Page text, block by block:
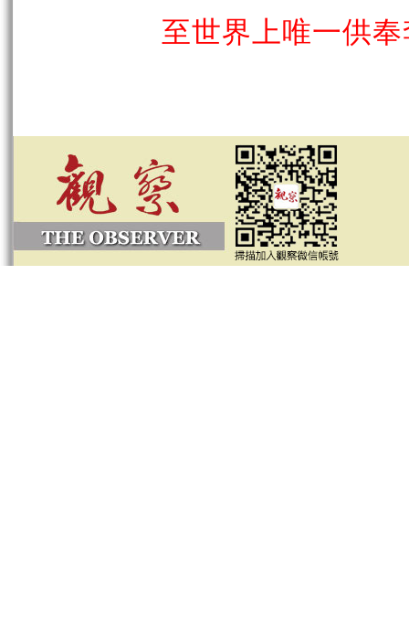
至世界上唯一供